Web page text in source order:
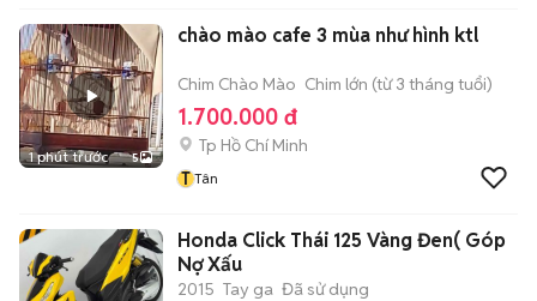
1 phút trước 5
chào mào cafe 3 mùa như hình ktl
Chim Chào Mào Chim lớn (từ 3 tháng tuổi)
1.700.000 đ
Tp Hồ Chí Minh
T Tân
Honda Click Thái 125 Vàng Đen( Góp
Nợ Xấu
2015 Tay ga Đã sử dụng